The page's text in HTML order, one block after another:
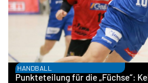
HANDBALL
Punkteteilung für die „Füchse“: